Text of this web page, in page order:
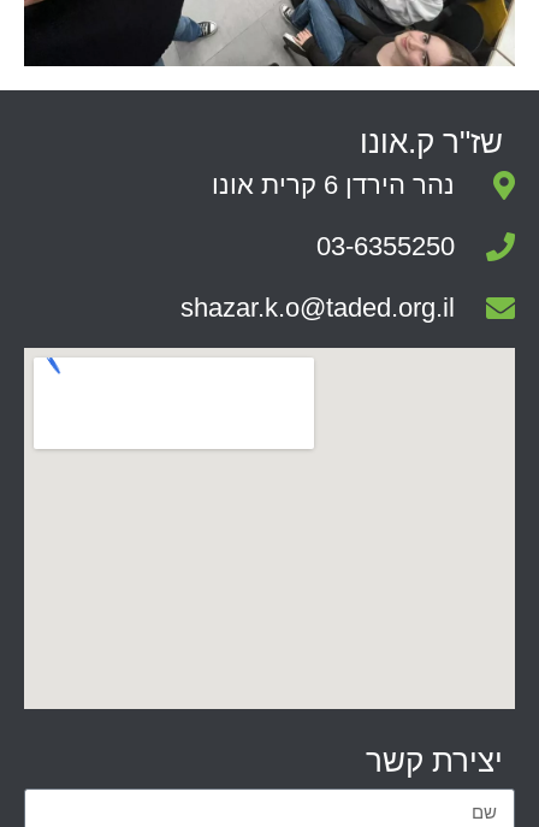
שז"ר ק.אונו
נהר הירדן 6 קרית אונו
03-6355250
shazar.k.o@taded.org.il
יצירת קשר